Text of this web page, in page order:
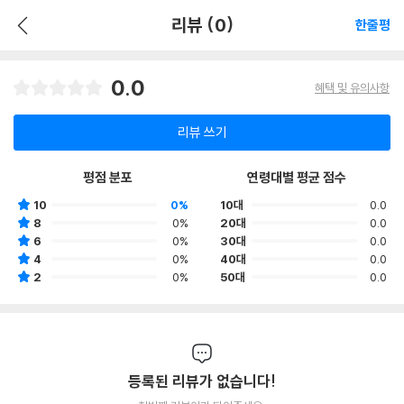
리뷰 (0) 한줄평
0.0 혜택 및 유의사항
리뷰 쓰기
평점 분포
10
0%
8
0%
6
0%
4
0%
2
0%
연령대별 평균 점수
10대
0.0
20대
0.0
30대
0.0
40대
0.0
50대
0.0
등록된 리뷰가 없습니다!